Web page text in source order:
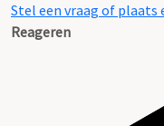
Stel een vraag of
Reageren